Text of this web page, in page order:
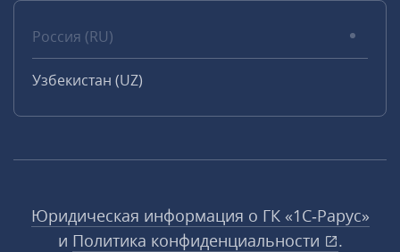
Россия (RU)
Узбекистан (UZ)
Юридическая информация о ГК «1С‑Рарус»
и Политика конфиденциальности
.